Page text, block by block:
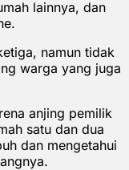
lainnya, dan
namun tidak
warga yang juga
anjing pemilik
satu dan dua
dan mengetahui